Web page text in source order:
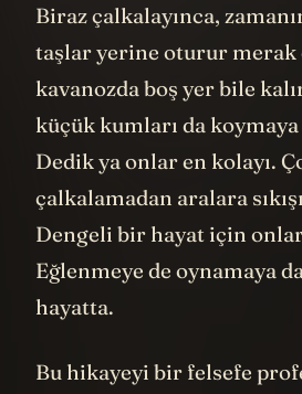
Biraz çalkalayınca,
taşlar yerine oturur merak
kavanozda boş yer bile
küçük kumları da koymaya
Dedik ya onlar en kolayı.
çalkalamadan aralara
Dengeli bir hayat için
Eğlenmeye de oynamaya
hayatta.
Bu hikayeyi bir felsefe